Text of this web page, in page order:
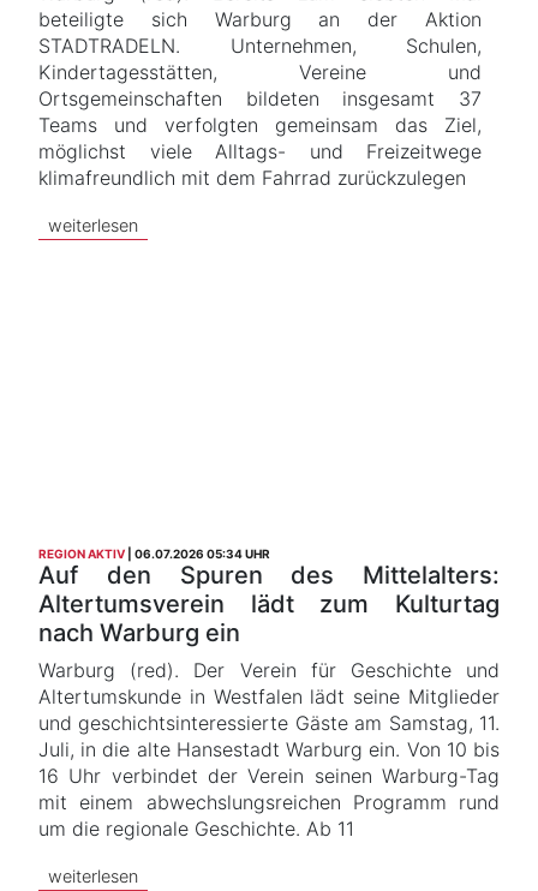
beteiligte sich Warburg an der Aktion
STADTRADELN. Unternehmen, Schulen,
Kindertagesstätten, Vereine und
Ortsgemeinschaften bildeten insgesamt 37
Teams und verfolgten gemeinsam das Ziel,
möglichst viele Alltags- und Freizeitwege
klimafreundlich mit dem Fahrrad zurückzulegen
weiterlesen
REGION AKTIV 06.07.2026 05:34 UHR
Auf den Spuren des Mittelalters:
Altertumsverein lädt zum Kulturtag
nach Warburg ein
Warburg (red). Der Verein für Geschichte und
Altertumskunde in Westfalen lädt seine Mitglieder
und geschichtsinteressierte Gäste am Samstag, 11.
Juli, in die alte Hansestadt Warburg ein. Von 10 bis
16 Uhr verbindet der Verein seinen Warburg-Tag
mit einem abwechslungsreichen Programm rund
um die regionale Geschichte. Ab 11
weiterlesen